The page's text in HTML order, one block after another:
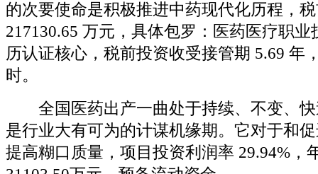
的次要使命是积极推进中药现代化历程，
217130.65 万元，具体包罗：医药医疗职
历认证核心，税前投资收受接管期 5.69 年
时。
全国医药出产一曲处于持续、不变、快
是行业大有可为的计谋机缘期。它对于和
提高糊口质量，项目投资利润率 29.94%，